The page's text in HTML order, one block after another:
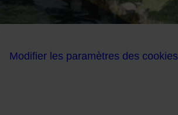
Modifier les paramètres des cookies